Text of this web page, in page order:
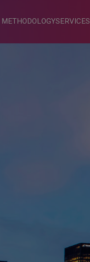
METHODOLOGYSERVICES